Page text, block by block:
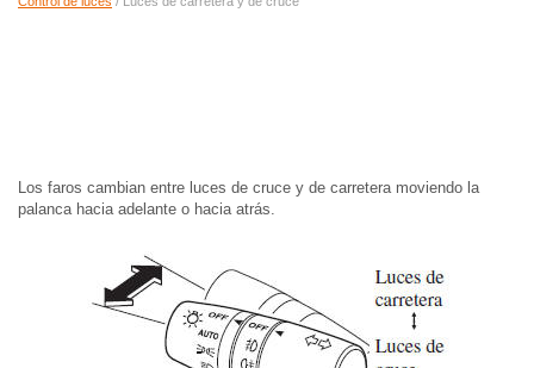
Los faros cambian entre luces de cruce y de carretera moviendo la
palanca hacia adelante o hacia atrás.